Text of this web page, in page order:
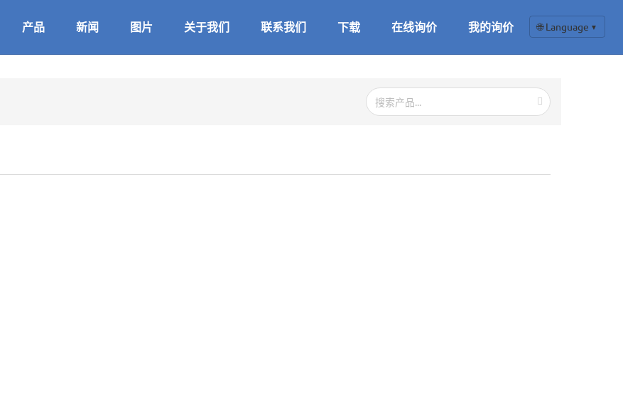
产品 新闻 图片 关于我们 联系我们 下载 在线询价 我的询价 🌐 Language ▼